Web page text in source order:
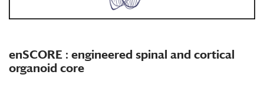
enSCORE : engineered spinal and cortical
organoid core